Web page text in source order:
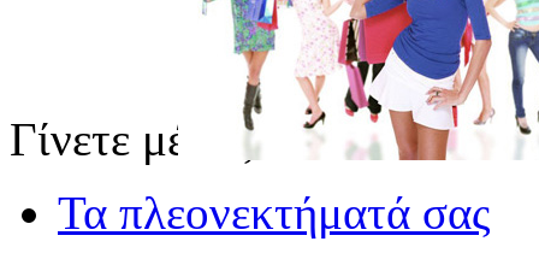
Γίνετε μέλος
Τα πλεονεκτήματά σας